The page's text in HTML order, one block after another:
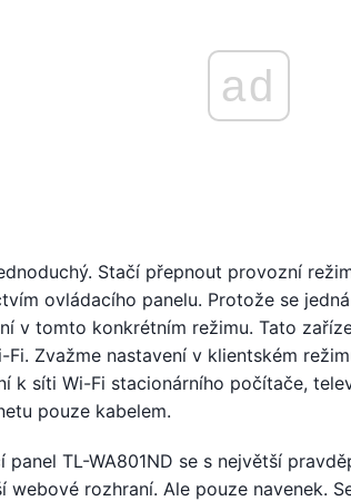
ad
Stačí přepnout provozní
ovládacího panelu. Protože se
v tomto konkrétním režimu. Tato
Zvažme nastavení v klientském
k síti Wi-Fi stacionárního počítače,
pouze kabelem.
TL-WA801ND se s největší
webové rozhraní. Ale pouze navenek.